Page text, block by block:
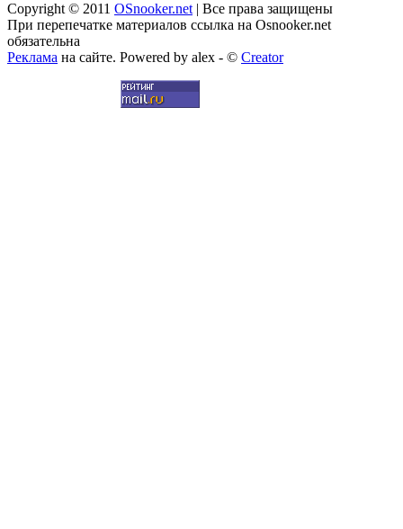
Copyright © 2011 OSnooker.net| Все права защищены
При перепечатке материалов ссылка на Osnooker.net
обязательна
Реклама на сайте. Powered by alex - © Creator